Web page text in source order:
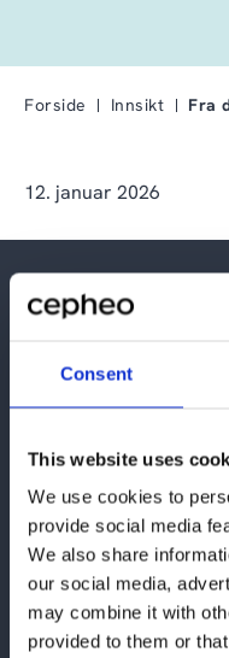
Consent
This website uses
We use cookies to
provide social media
We also share
our social media,
may combine it with
provided to them or
Forside Innsikt Fra
12. januar 2026
Ønsker du
du bruke